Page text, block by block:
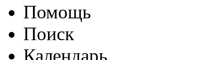
Помощь
Поиск
Календарь